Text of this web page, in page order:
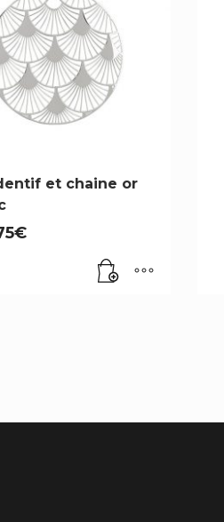
et chaine or
€